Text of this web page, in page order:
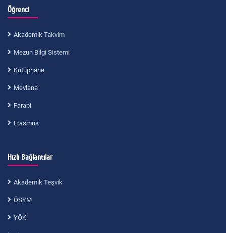
Öğrenci
Akademik Takvim
Mezun Bilgi Sistemi
Kütüphane
Mevlana
Farabi
Erasmus
Hızlı Bağlantılar
Akademik Teşvik
ÖSYM
YÖK